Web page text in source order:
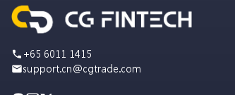
+65 6011 1415
support.cn@cgtrade.com